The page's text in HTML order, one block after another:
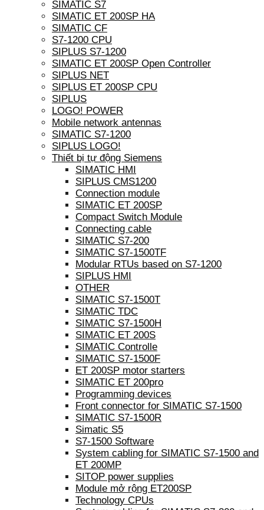
SIMATIC S7
SIMATIC ET 200SP HA
SIMATIC CF
S7-1200 CPU
SIPLUS S7-1200
SIMATIC ET 200SP Open Controller
SIPLUS NET
SIPLUS ET 200SP CPU
SIPLUS
LOGO! POWER
Mobile network antennas
SIMATIC S7-1200
SIPLUS LOGO!
Thiết bị tự động Siemens
SIMATIC HMI
SIPLUS CMS1200
Connection module
SIMATIC ET 200SP
Compact Switch Module
Connecting cable
SIMATIC S7-200
SIMATIC S7-1500TF
Modular RTUs based on S7-1200
SIPLUS HMI
OTHER
SIMATIC S7-1500T
SIMATIC TDC
SIMATIC S7-1500H
SIMATIC ET 200S
SIMATIC Controlle
SIMATIC S7-1500F
ET 200SP motor starters
SIMATIC ET 200pro
Programming devices
Front connector for SIMATIC S7-1500
SIMATIC S7-1500R
Simatic S5
S7-1500 Software
System cabling for SIMATIC S7-1500 and
ET 200MP
SITOP power supplies
Module mở rộng ET200SP
Technology CPUs